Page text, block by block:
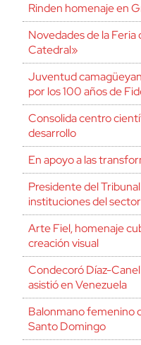
Rinden homenaje en
Novedades de la
Catedral»
Juventud
por los 100 años de
Consolida centro
desarrollo
En apoyo a las
Presidente del
instituciones del
Arte Fiel, homenaje
creación visual
Condecoró Díaz-
asistió en Venezuela
Balonmano femenino
Santo Domingo